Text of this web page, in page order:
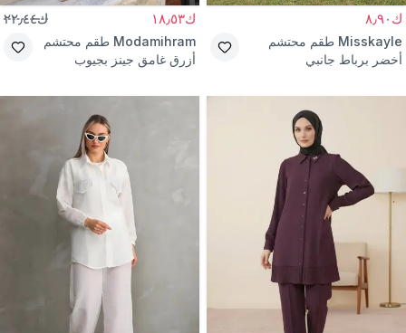
ك٨٫٩٠
Misskayle طقم محتشم
أخضر برباط جانبي
ك١٨٫٥٣ ك٢٢٫٤٤
Modamihram طقم محتشم
أزرق غامق جينز بجيوب